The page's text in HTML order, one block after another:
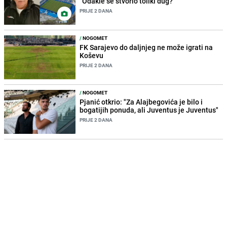
PRIJE 2 DANA
/NOGOMET
FK Sarajevo do daljnjeg ne može igrati na
Koševu
PRIJE 2 DANA
/NOGOMET
Pjanić otkrio: "Za Alajbegovića je bilo i
bogatijih ponuda, ali Juventus je Juventus"
PRIJE 2 DANA